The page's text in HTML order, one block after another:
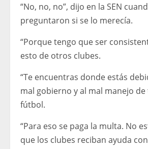
“No, no, no”, dijo en la SEN
preguntaron si se lo merecía.
“Porque tengo que ser
esto de otros clubes.
“Te encuentras donde estás
mal gobierno y al mal manejo
fútbol.
“Para eso se paga la multa. No
que los clubes reciban ayuda